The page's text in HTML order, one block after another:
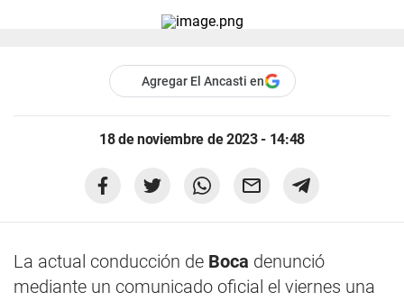
Agregar El Ancasti en
18 de noviembre de 2023 - 14:48
La actual conducción de Boca denunció
mediante un comunicado oficial el viernes una